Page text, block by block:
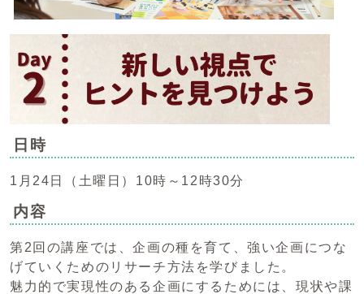
日時
1月24日（土曜日）10時～12時30分
内容
第2回の講座では、企画の種を育て、強い企画につな
げていくためのリサーチ方法を学びました。
魅力的で実現性のある企画にするためには、現状や課